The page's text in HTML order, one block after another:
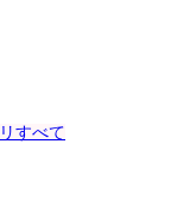
すべて